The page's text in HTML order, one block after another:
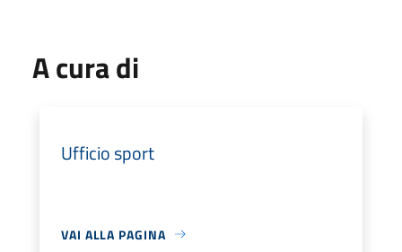
A cura di
Ufficio sport
VAI ALLA PAGINA